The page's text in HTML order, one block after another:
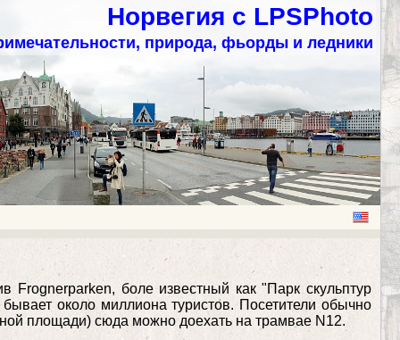
Норвегия с LPSPhoto
природа, фьорды и ледники
Frognerparken, боле известный как "Парк скульптур
около миллиона туристов. Посетители обычно
площади) сюда можно доехать на трамвае N12.